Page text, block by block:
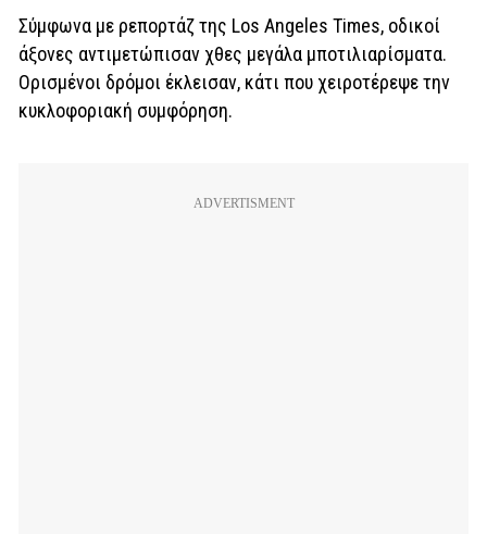
Σύμφωνα με ρεπορτάζ της Los Angeles Times, οδικοί
άξονες αντιμετώπισαν χθες μεγάλα μποτιλιαρίσματα.
Ορισμένοι δρόμοι έκλεισαν, κάτι που χειροτέρεψε την
κυκλοφοριακή συμφόρηση.